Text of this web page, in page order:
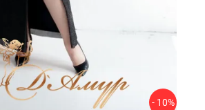
- 10%